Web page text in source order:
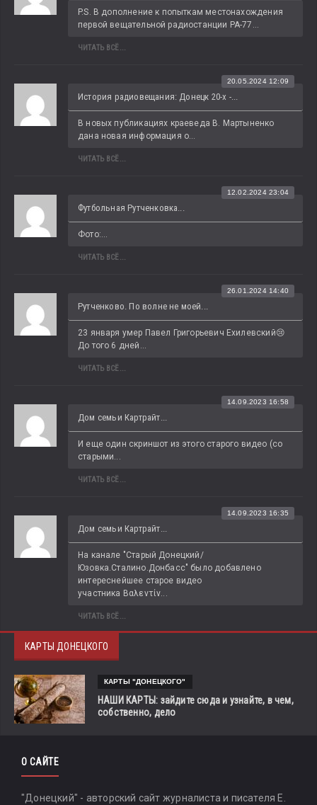
P.S. В дополнение к попыткам местонахождения
первой вещательной радиостанции РА-77...
ЧИТАТЬ ВСЁ...
История радиовещания: Донецк 20-х -...
20.05.2024 12:09
В новых публикациях краеведа В. Мартыненко
дана новая информация о...
ЧИТАТЬ ВСЁ...
Футбольная Рутченковка...
12.02.2024 23:04
Фото:...
ЧИТАТЬ ВСЁ...
Рутченково. По волне не моей...
26.01.2024 14:40
23 января умер Павел Григорьевич Ехилевский😢
До того 6 дней...
ЧИТАТЬ ВСЁ...
Дом семьи Картрайт...
14.09.2023 16:58
И еще один скриншот из этого старого видео (со
старыми...
ЧИТАТЬ ВСЁ...
Дом семьи Картрайт...
14.09.2023 16:35
На канале "Старый Донецкий/
Юзовка.Сталино.Донбасс" было добавлено
интереснейшее старое видео
участника Βαλεντίν...
ЧИТАТЬ ВСЁ...
КАРТЫ ДОНЕЦКОГО
КАРТЫ "ДОНЕЦКОГО"
НАШИ КАРТЫ: зайдите сюда и узнайте, в чем,
собственно, дело
О САЙТЕ
"Донецкий" - авторский сайт журналиста и писателя Е.